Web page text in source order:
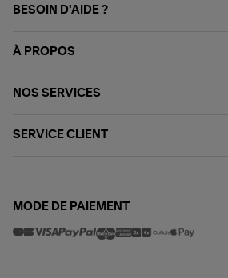
BESOIN D'AIDE ?
À PROPOS
NOS SERVICES
SERVICE CLIENT
MODE DE PAIEMENT